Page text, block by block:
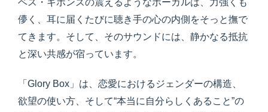
儚く、耳に届くたびに聴き手の心の内側をそっと撫で
てきます。そして、そのサウンドには、静かなる抵抗
と深い共感が宿っています。
「Glory Box」は、恋愛におけるジェンダーの構造、
欲望の使い方、そして“本当に自分らしくあること”の